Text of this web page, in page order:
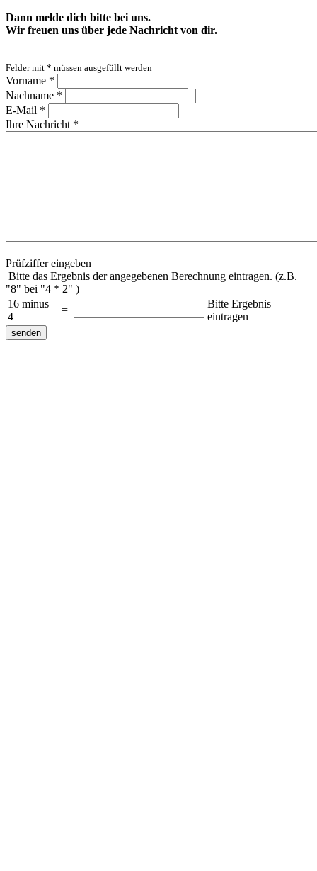
Dann melde dich bitte bei uns.
Wir freuen uns über jede Nachricht von dir.
Felder mit * müssen ausgefüllt werden
Vorname *
Nachname *
E-Mail *
Ihre Nachricht *
Prüfziffer eingeben
Bitte das Ergebnis der angegebenen Berechnung eintragen. (z.B.
"8" bei "4 * 2" )
16 minus
4
=
Bitte Ergebnis
eintragen
senden